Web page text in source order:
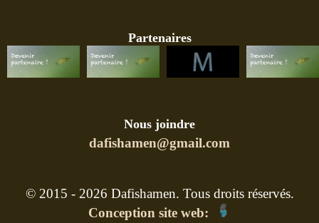
Partenaires
Nous joindre
dafishamen@gmail.com
© 2015 - 2026 Dafishamen. Tous droits réservés.
Conception site web: